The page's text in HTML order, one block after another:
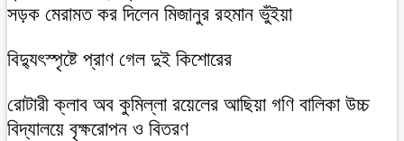
সড়ক মেরামত কর দিলেন মিজানুর রহমান ভুঁইয়া
বিদ্যুৎস্পৃষ্টে প্রাণ গেল দুই কিশোরের
রোটারী ক্লাব অব কুমিল্লা রয়েলের আছিয়া গণি বালিকা উচ্চ
বিদ্যালয়ে বৃক্ষরোপন ও বিতরণ